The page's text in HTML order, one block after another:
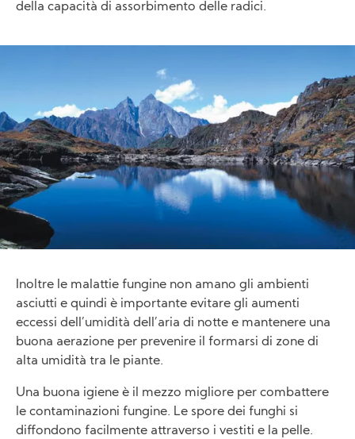
della capacità di assorbimento delle radici.
Inoltre le malattie fungine non amano gli ambienti
asciutti e quindi è importante evitare gli aumenti
eccessi dell’umidità dell’aria di notte e mantenere una
buona aerazione per prevenire il formarsi di zone di
alta umidità tra le piante.
Una buona igiene è il mezzo migliore per combattere
le contaminazioni fungine. Le spore dei funghi si
diffondono facilmente attraverso i vestiti e la pelle.